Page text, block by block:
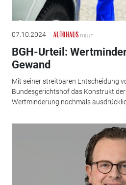
07.10.2024
BGH-Urteil:
Gewand
Mit seiner streitbaren Entscheidung
Bundesgerichtshof das Konstrukt
Wertminderung nochmals